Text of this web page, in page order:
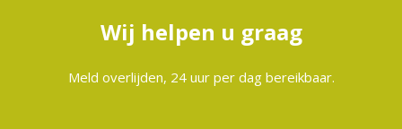
Wij helpen u graag
Meld overlijden, 24 uur per dag bereikbaar.